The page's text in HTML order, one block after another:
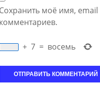
Сохранить моё имя,
комментариев.
+ 7 = восемь